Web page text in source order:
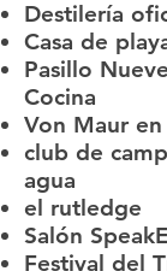
Destilería
Casa de
Pasillo
Cocina
Von Maur
club de
agua
el rutledge
Salón
Festival del